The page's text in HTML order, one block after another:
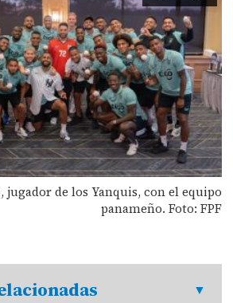
jugador de los Yanquis, con el equipo
panameño. Foto: FPF